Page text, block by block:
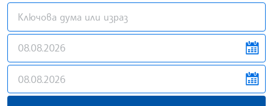
news.filter.from
news.filter.to